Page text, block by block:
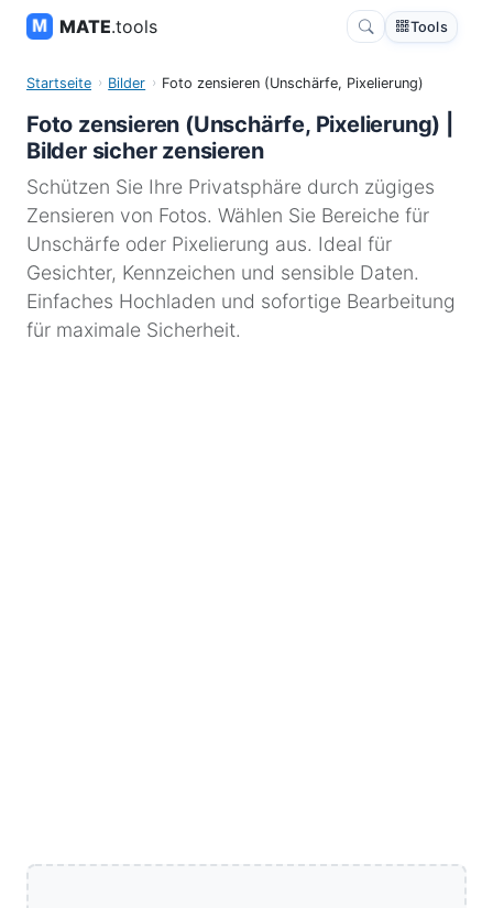
MATE.tools Tools
Startseite Bilder Foto zensieren (Unschärfe, Pixelierung)
Foto zensieren (Unschärfe, Pixelierung) |
Bilder sicher zensieren
Schützen Sie Ihre Privatsphäre durch zügiges
Zensieren von Fotos. Wählen Sie Bereiche für
Unschärfe oder Pixelierung aus. Ideal für
Gesichter, Kennzeichen und sensible Daten.
Einfaches Hochladen und sofortige Bearbeitung
für maximale Sicherheit.